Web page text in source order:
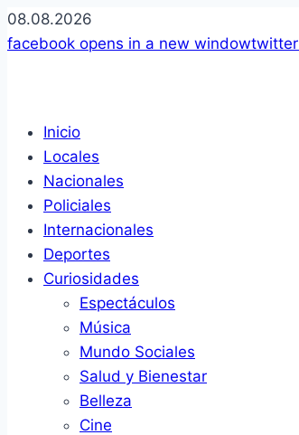
08.08.2026
facebook opens in a new windowtwitter
Inicio
Locales
Nacionales
Policiales
Internacionales
Deportes
Curiosidades
Espectáculos
Música
Mundo Sociales
Salud y Bienestar
Belleza
Cine